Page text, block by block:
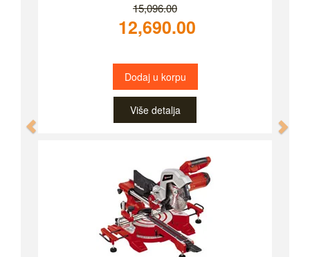
15,096.00
12,690.00
Dodaj u korpu
Više detalja